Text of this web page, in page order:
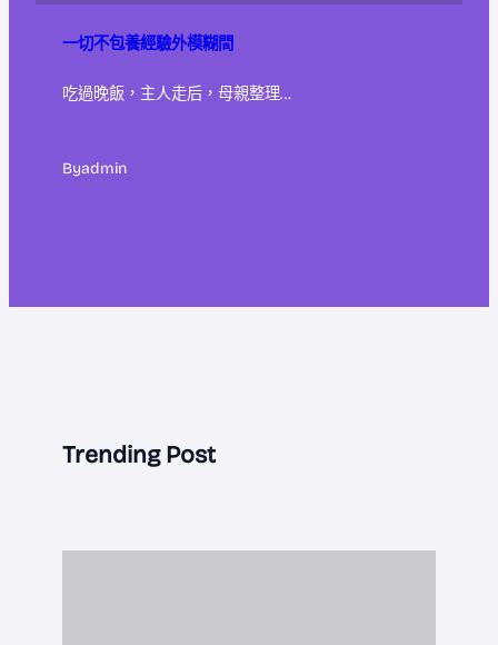
一切不包養經驗外模糊間
吃過晚飯，主人走后，母親整理…
Byadmin
Trending Post